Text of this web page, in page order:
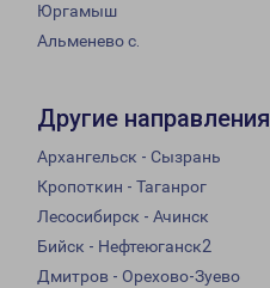
Юргамыш
Альменево с.
Другие направления
Архангельск - Сызрань
Кропоткин - Таганрог
Лесосибирск - Ачинск
Бийск - Нефтеюганск2
Дмитров - Орехово-Зуево